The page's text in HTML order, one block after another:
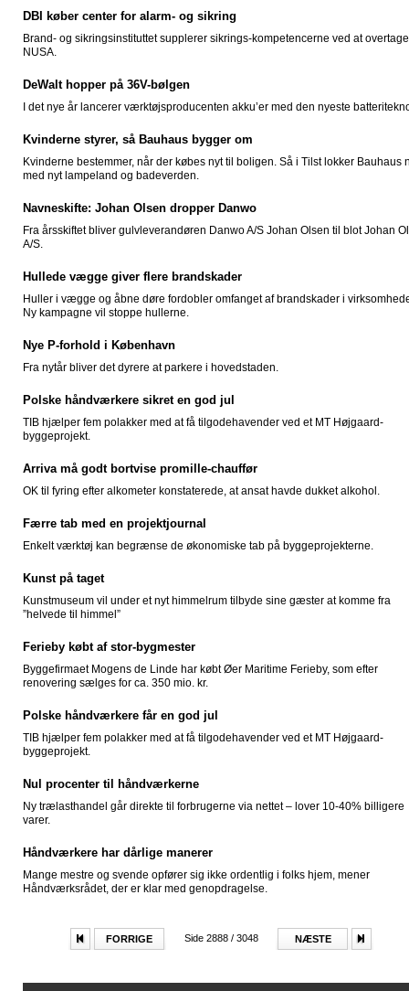
DBI køber center for alarm- og sikring
Brand- og sikringsinstituttet supplerer sikrings-kompetencerne ved at overtage
NUSA.
DeWalt hopper på 36V-bølgen
I det nye år lancerer værktøjsproducenten akku’er med den nyeste
Kvinderne styrer, så Bauhaus bygger om
Kvinderne bestemmer, når der købes nyt til boligen. Så i Tilst lokker Bauhaus
med nyt lampeland og badeverden.
Navneskifte: Johan Olsen dropper Danwo
Fra årsskiftet bliver gulvleverandøren Danwo A/S Johan Olsen til blot Johan
A/S.
Hullede vægge giver flere brandskader
Huller i vægge og åbne døre fordobler omfanget af brandskader i
Ny kampagne vil stoppe hullerne.
Nye P-forhold i København
Fra nytår bliver det dyrere at parkere i hovedstaden.
Polske håndværkere sikret en god jul
TIB hjælper fem polakker med at få tilgodehavender ved et MT Højgaard-
byggeprojekt.
Arriva må godt bortvise promille-chauffør
OK til fyring efter alkometer konstaterede, at ansat havde dukket alkohol.
Færre tab med en projektjournal
Enkelt værktøj kan begrænse de økonomiske tab på byggeprojekterne.
Kunst på taget
Kunstmuseum vil under et nyt himmelrum tilbyde sine gæster at komme fra
”helvede til himmel”
Ferieby købt af stor-bygmester
Byggefirmaet Mogens de Linde har købt Øer Maritime Ferieby, som efter
renovering sælges for ca. 350 mio. kr.
Polske håndværkere får en god jul
TIB hjælper fem polakker med at få tilgodehavender ved et MT Højgaard-
byggeprojekt.
Nul procenter til håndværkerne
Ny trælasthandel går direkte til forbrugerne via nettet – lover 10-40% billigere
varer.
Håndværkere har dårlige manerer
Mange mestre og svende opfører sig ikke ordentlig i folks hjem, mener
Håndværksrådet, der er klar med genopdragelse.
FORRIGE Side 2888 / 3048 NÆSTE